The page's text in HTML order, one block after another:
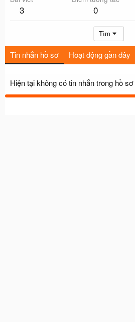
3 0
Tìm
Tin nhắn hồ sơ Hoạt động gần đây
Hiện tại không có tin nhắn trong hồ